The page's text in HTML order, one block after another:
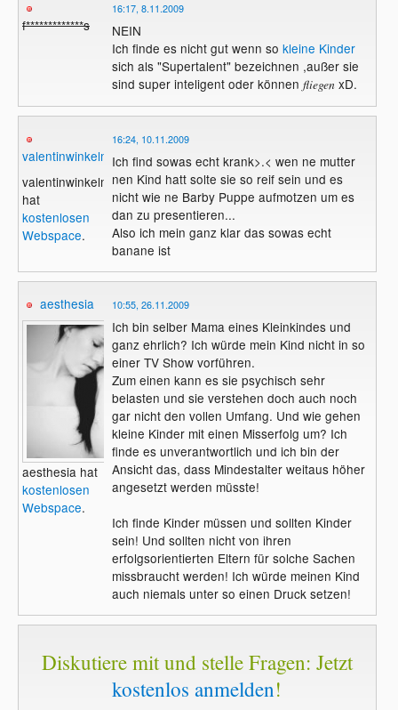
f*************s
16:17, 8.11.2009
NEIN
Ich finde es nicht gut wenn so kleine Kinder
sich als "Supertalent" bezeichnen ,außer sie
sind super inteligent oder können fliegenxD.
valentinwinkelmann
valentinwinkelmann
hat
kostenlosen
Webspace.
16:24, 10.11.2009
Ich find sowas echt krank>.< wen ne mutter
nen Kind hatt solte sie so reif sein und es
nicht wie ne Barby Puppe aufmotzen um es
dan zu presentieren...
Also ich mein ganz klar das sowas echt
banane ist
aesthesia
aesthesia hat
kostenlosen
Webspace.
10:55, 26.11.2009
Ich bin selber Mama eines Kleinkindes und
ganz ehrlich? Ich würde mein Kind nicht in so
einer TV Show vorführen.
Zum einen kann es sie psychisch sehr
belasten und sie verstehen doch auch noch
gar nicht den vollen Umfang. Und wie gehen
kleine Kinder mit einen Misserfolg um? Ich
finde es unverantwortlich und ich bin der
Ansicht das, dass Mindestalter weitaus höher
angesetzt werden müsste!
Ich finde Kinder müssen und sollten Kinder
sein! Und sollten nicht von ihren
erfolgsorientierten Eltern für solche Sachen
missbraucht werden! Ich würde meinen Kind
auch niemals unter so einen Druck setzen!
Diskutiere mit und stelle Fragen: Jetzt
kostenlos anmelden!